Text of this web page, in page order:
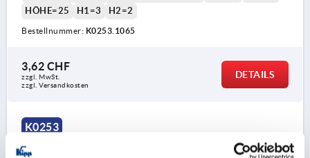
HÖHE=25
H1=3 H2=2
Bestellnummer: K0253.1065
3,62 CHF
zzgl. MwSt.
zzgl. Versandkosten
DETAILS
K0253